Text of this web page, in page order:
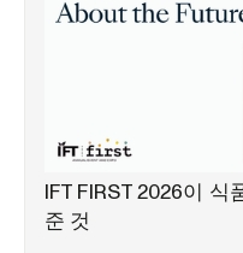
시장 동향
IFT FIRST 2026이 식
준 것